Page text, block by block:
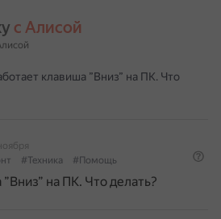
с Алисой
клавиша ”Вниз” на ПК. Что
#Техника #Помощь
на ПК. Что делать?